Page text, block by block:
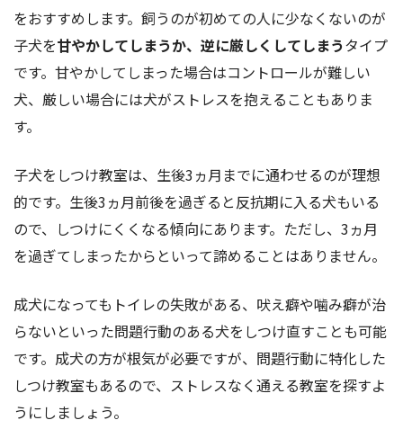
をおすすめします。飼うのが初めての人に少なくないのが
子犬を甘やかしてしまうか、逆に厳しくしてしまうタイプ
です。甘やかしてしまった場合はコントロールが難しい
犬、厳しい場合には犬がストレスを抱えることもありま
す。
子犬をしつけ教室は、生後3ヵ月までに通わせるのが理想
的です。生後3ヵ月前後を過ぎると反抗期に入る犬もいる
ので、しつけにくくなる傾向にあります。ただし、3ヵ月
を過ぎてしまったからといって諦めることはありません。
成犬になってもトイレの失敗がある、吠え癖や噛み癖が治
らないといった問題行動のある犬をしつけ直すことも可能
です。成犬の方が根気が必要ですが、問題行動に特化した
しつけ教室もあるので、ストレスなく通える教室を探すよ
うにしましょう。